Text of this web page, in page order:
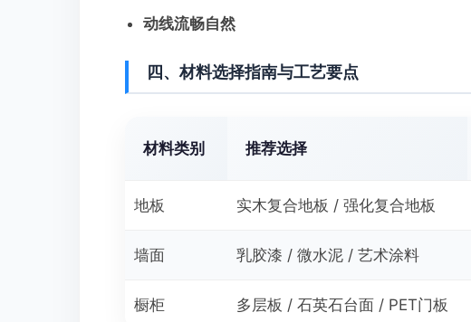
动线流畅自然
四、材料选择指南与工艺要点
材料类别 推荐选择
地板 实木复合地板 / 强化复合地板
墙面 乳胶漆 / 微水泥 / 艺术涂料
橱柜 多层板 / 石英石台面 / PET门板